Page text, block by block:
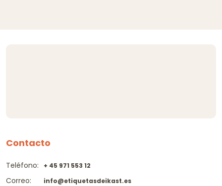
Contacto
Teléfono:
Correo:
+ 45 971 553 12
info@etiquetasdeikast.es